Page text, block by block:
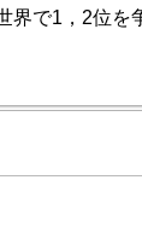
で1，2位を